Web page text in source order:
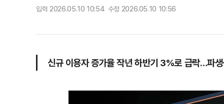
입력 2026.05.10 10:54 수정 2026.05.10 10:56
신규 이용자 증가율 작년 하반기 3%로 급락…파생